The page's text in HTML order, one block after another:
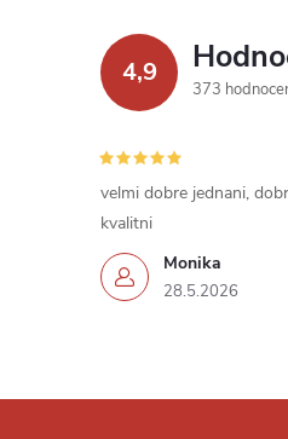
4,9
373
Monika
28.5.2026
velmi dobre jednani,
kvalitni